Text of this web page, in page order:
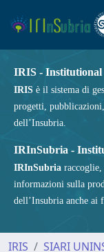
IRIS - Institutional
IRIS è il sistema di
progetti,
dell’Insubria.
IRInSubria -
IRInSubria raccoglie,
informazioni sulla
dell’Insubria anche ai
IRIS
SIARI